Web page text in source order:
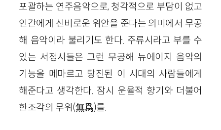
포괄하는 연주음악으로, 청각적으로 부담이 없고
인간에게 신비로운 위안을 준다는 의미에서 무공
해 음악이라 불리기도 한다. 주류시라고 부를 수
있는 서정시들은 그런 무공해 뉴에이지 음악의
기능을 메마르고 탕진된 이 시대의 사람들에게
해준다고 생각한다. 잠시 운율적 향기와 더불어
한조각의 무위(無爲)를.